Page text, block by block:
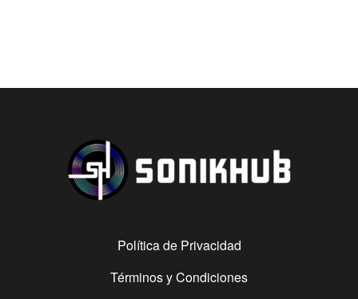
Política de Privacidad
Términos y Condiciones